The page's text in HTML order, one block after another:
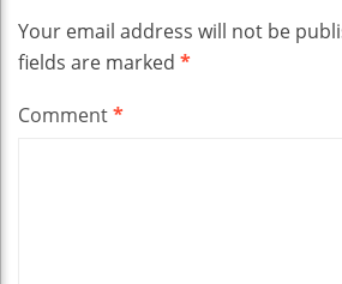
Your email address will not be
fields are marked *
Comment*